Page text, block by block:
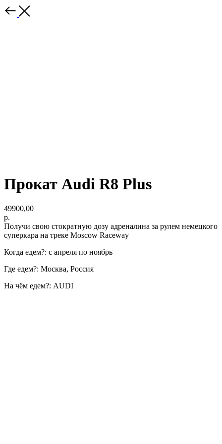
Прокат Audi R8 Plus
49900,00
р.
Получи свою стократную дозу адреналина за рулем немецкого
суперкара на треке Moscow Raceway
Когда едем?: с апреля по ноябрь
Где едем?: Москва, Россия
На чём едем?: AUDI